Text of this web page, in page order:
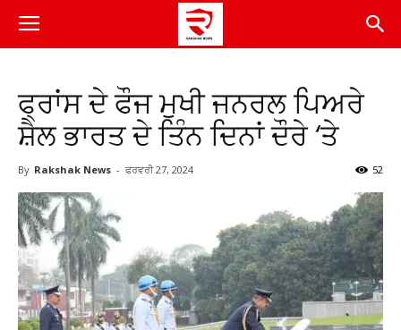
ਫ੍ਰਾਂਸ ਦੇ ਫੌਜ ਮੁਖੀ ਜਨਰਲ ਪਿਅਰੇ
ਸ਼ੈਲ ਭਾਰਤ ਦੇ ਤਿੰਨ ਦਿਨਾਂ ਦੌਰੇ ‘ਤੇ
By Rakshak News - ਫਰਵਰੀ 27, 2024 52